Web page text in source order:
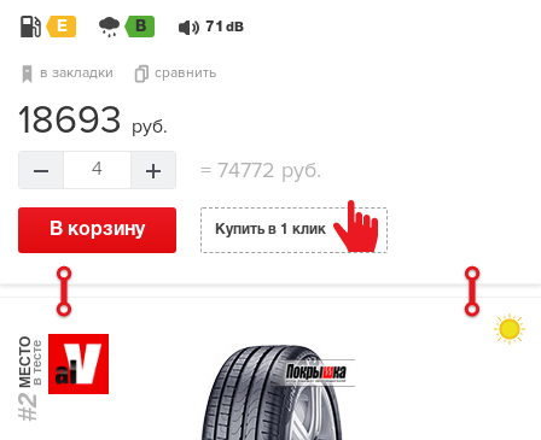
E B 71 dB
в закладки сравнить
18693 руб.
4 =74772 руб.
В корзину Купить в 1 клик
#2
МЕСТОв тесте